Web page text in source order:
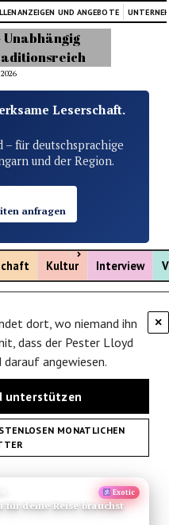
UND ANGEBOTE
Leserschaft.
– für deutschsprachige
und der Region.
anfragen
Kultur
Menü öffnen
Interview
×
dort, wo niemand ihn
dass der Pester Lloyd
angewiesen.
unterstützen
MONATLICHEN
Exotic
für deine Reise brauchst